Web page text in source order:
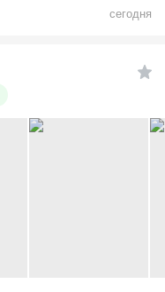
сегодня